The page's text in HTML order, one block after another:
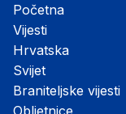
Početna
Vijesti
Hrvatska
Svijet
Braniteljske vijesti
Obljetnice